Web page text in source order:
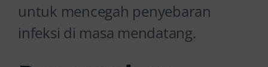
untuk mencegah penyebaran
infeksi di masa mendatang.